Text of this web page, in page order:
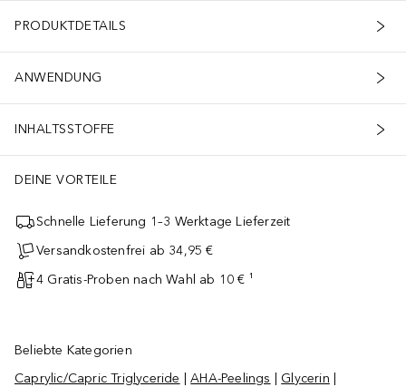
PRODUKTDETAILS
ANWENDUNG
INHALTSSTOFFE
DEINE VORTEILE
Schnelle Lieferung 1–3 Werktage Lieferzeit
Versandkostenfrei ab 34,95 €
4 Gratis-Proben nach Wahl ab 10 € ¹
Beliebte Kategorien
Caprylic/Capric Triglyceride |AHA-Peelings Glycerin